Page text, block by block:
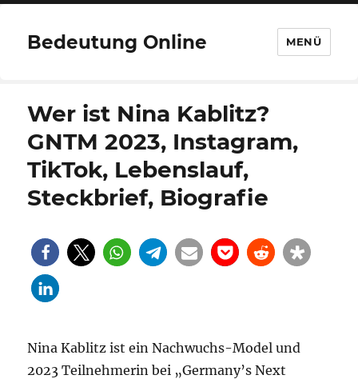
Bedeutung Online MENÜ
Wer ist Nina Kablitz?
GNTM 2023, Instagram,
TikTok, Lebenslauf,
Steckbrief, Biografie
Nina Kablitz ist ein Nachwuchs-Model und
2023 Teilnehmerin bei „Germany’s Next